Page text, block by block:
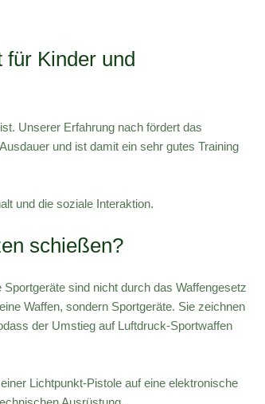
Kinder und
Unserer Erfahrung nach fördert das
und ist damit ein sehr gutes Training
und die soziale Interaktion.
schießen?
sind nicht durch das Waffengesetz
Waffen, sondern Sportgeräte. Sie zeichnen
der Umstieg auf Luftdruck-Sportwaffen
Lichtpunkt-Pistole auf eine elektronische